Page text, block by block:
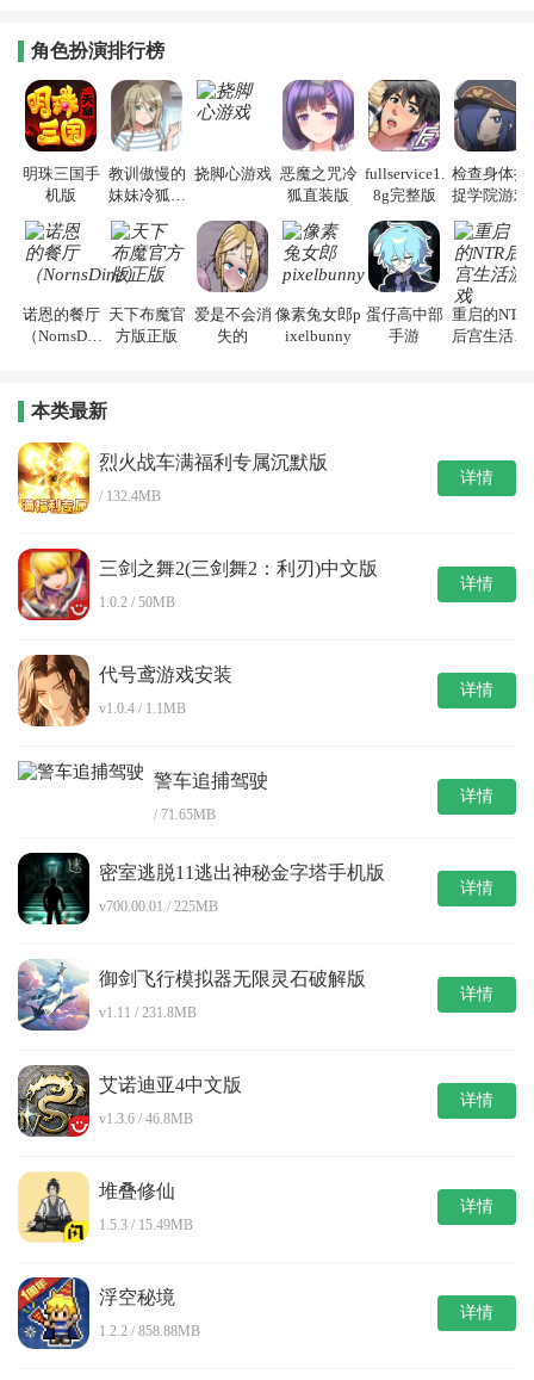
角色扮演排行榜
明珠三国手
机版
教训傲慢的
妹妹冷狐游
挠脚心游戏 恶魔之咒冷
狐直装版
fullservice1.
8g完整版
检查身体捕
捉学院游戏
诺恩的餐厅
（NornsDin
天下布魔官
方版正版
爱是不会消
失的
像素兔女郎p
ixelbunny
蛋仔高中部
手游
重启的NTR
后宫生活游
本类最新
烈火战车满福利专属沉默版
/ 132.4MB
详情
三剑之舞2(三剑舞2：利刃)中文版
1.0.2 / 50MB
详情
代号鸢游戏安装
v1.0.4 / 1.1MB
详情
警车追捕驾驶
/ 71.65MB
详情
密室逃脱11逃出神秘金字塔手机版
v700.00.01 / 225MB
详情
御剑飞行模拟器无限灵石破解版
v1.11 / 231.8MB
详情
艾诺迪亚4中文版
v1.3.6 / 46.8MB
详情
堆叠修仙
1.5.3 / 15.49MB
详情
浮空秘境
1.2.2 / 858.88MB
详情